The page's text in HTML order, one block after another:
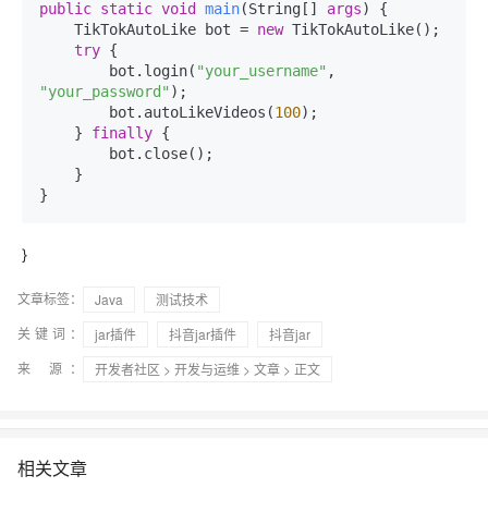
public static void main(String[] args)
{
    TikTokAutoLike bot =
new TikTokAutoLike();
try {
        bot.login(
"your_username"
"your_password" );
        bot.autoLikeVideos(
100);
    }
finally {
}
文章标签： Java
测试技术
关键词：
jar插件 抖音jar插件
抖音jar
来 源：
开发者社区 > 开发与运维 > 文章 > 正文
相关文章